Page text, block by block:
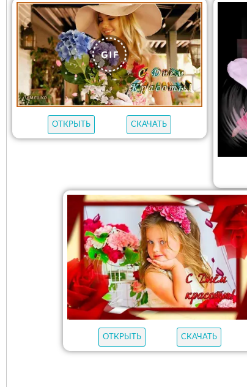
ОТКРЫТЬ СКАЧАТЬ
ОТКРЫТЬ
СКАЧАТЬ